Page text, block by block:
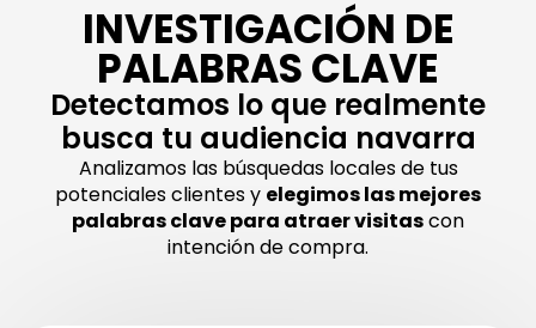
INVESTIGACIÓN DE
PALABRAS CLAVE
Detectamos lo que realmente
busca tu audiencia navarra
Analizamos las búsquedas locales de tus
potenciales clientes y elegimos las mejores
palabras clave para atraer visitascon
intención de compra.